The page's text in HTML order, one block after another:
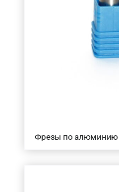
Фрезы по алюминию